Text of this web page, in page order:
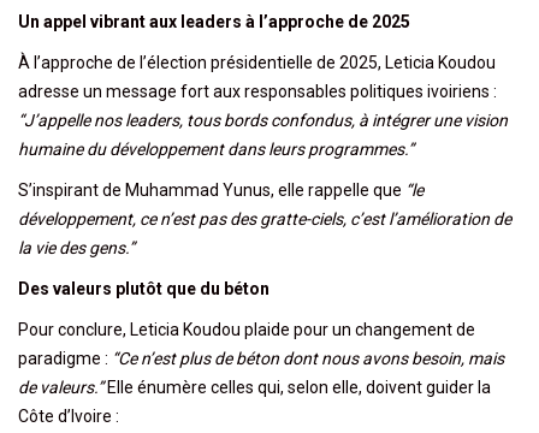
Un appel vibrant aux leaders à l’approche de 2025
À l’approche de l’élection présidentielle de 2025, Leticia Koudou
adresse un message fort aux responsables politiques ivoiriens :
“J’appelle nos leaders, tous bords confondus, à intégrer une vision
humaine du développement dans leurs programmes.”
S’inspirant de Muhammad Yunus, elle rappelle que “le
développement, ce n’est pas des gratte-ciels, c’est l’amélioration de
la vie des gens.”
Des valeurs plutôt que du béton
Pour conclure, Leticia Koudou plaide pour un changement de
paradigme : “Ce n’est plus de béton dont nous avons besoin, mais
de valeurs.”Elle énumère celles qui, selon elle, doivent guider la
Côte d’Ivoire :